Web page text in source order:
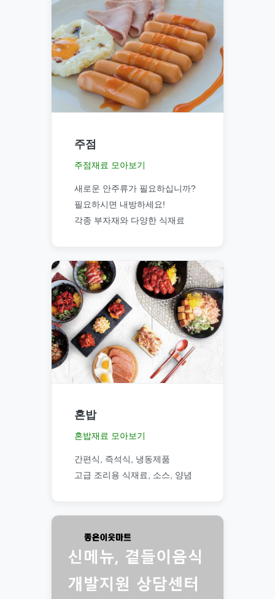
주점
주점재료 모아보기
새로운 안주류가 필요하십니까?
필요하시면 내방하세요!
각종 부자재와 다양한 식재료
혼밥
혼밥재료 모아보기
간편식, 즉석식, 냉동제품
고급 조리용 식재료, 소스, 양념